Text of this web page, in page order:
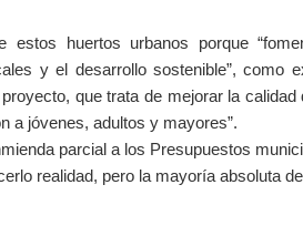
huertos urbanos porque
y el desarrollo sostenible”, como
que trata de mejorar la
a jóvenes, adultos y mayores”.
parcial a los Presupuestos
realidad, pero la mayoría absoluta